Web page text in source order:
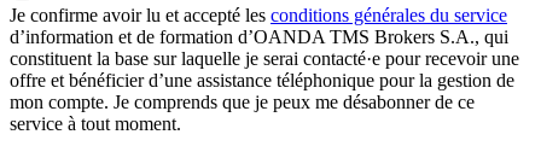
Je confirme avoir lu et accepté les conditions générales du service
d’information et de formation d’OANDA TMS Brokers S.A., qui
constituent la base sur laquelle je serai contacté·e pour recevoir une
offre et bénéficier d’une assistance téléphonique pour la gestion de
mon compte. Je comprends que je peux me désabonner de ce
service à tout moment.